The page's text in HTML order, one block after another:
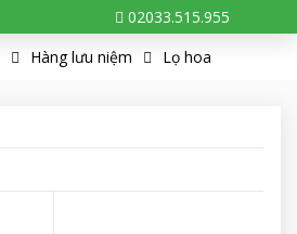
02033.515.955
Hàng lưu niệm Lọ hoa